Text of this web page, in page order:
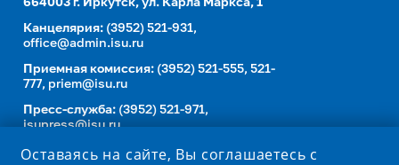
664003 г. Иркутск, ул. Карла Маркса, 1
Канцелярия: (3952) 521-931,
office@admin.isu.ru
Приемная комиссия: (3952) 521-555, 521-
777, priem@isu.ru
Пресс-служба: (3952) 521-971,
isupress@isu.ru
Телефонный справочник
Оставаясь на сайте, Вы соглашаетесь с